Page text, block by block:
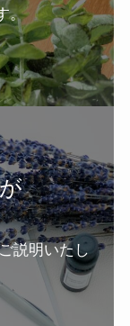
。
説明いたし